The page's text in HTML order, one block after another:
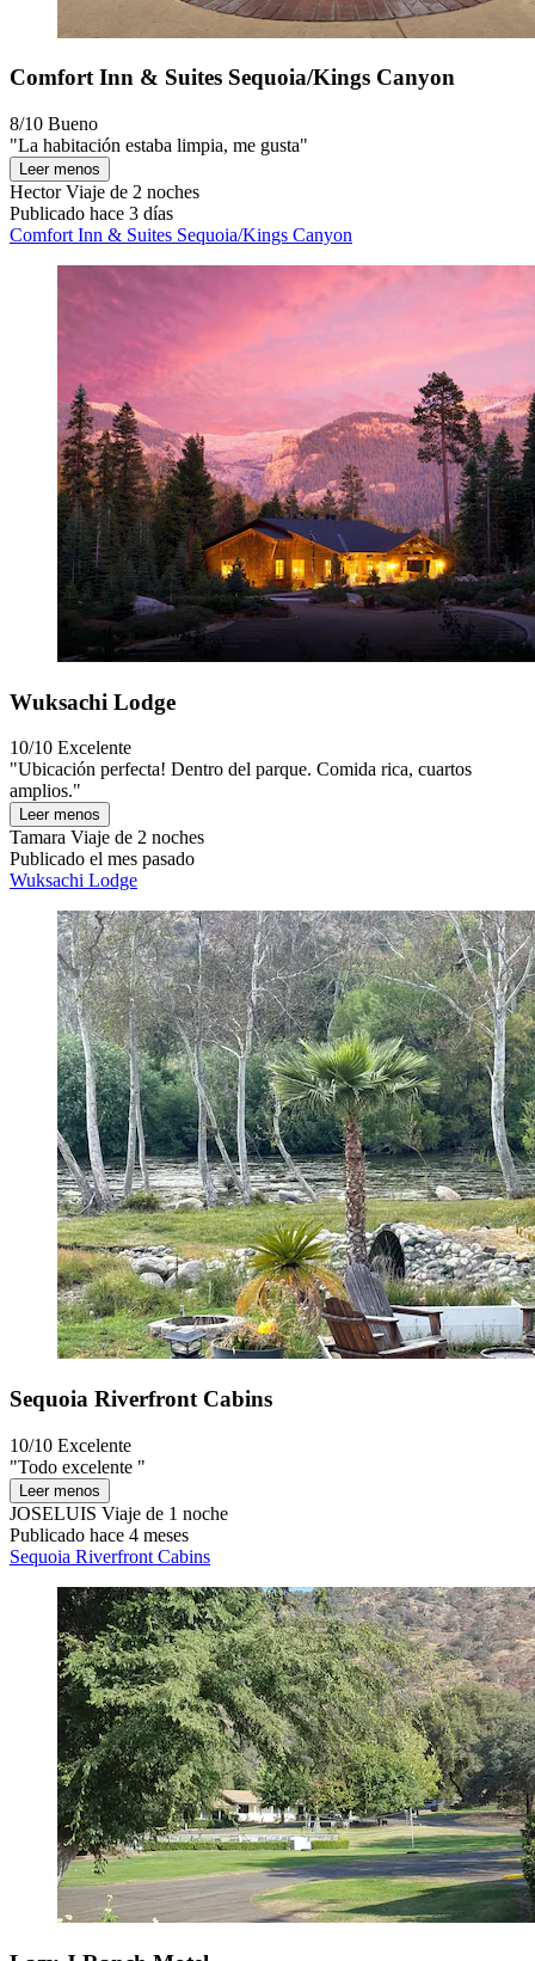
Comfort Inn & Suites Sequoia/Kings Canyon
8/10 Bueno
"La habitación estaba limpia, me gusta"
Leer menos
HectorViaje de 2 noches
Publicado hace 3 días
Comfort Inn & Suites Sequoia/Kings Canyon
Wuksachi Lodge
10/10 Excelente
"Ubicación perfecta! Dentro del parque. Comida rica, cuartos
amplios."
Leer menos
Tamara Viaje de 2 noches
Publicado el mes pasado
Wuksachi Lodge
Sequoia Riverfront Cabins
10/10 Excelente
"Todo excelente "
Leer menos
JOSELUIS Viaje de 1 noche
Publicado hace 4 meses
Sequoia Riverfront Cabins